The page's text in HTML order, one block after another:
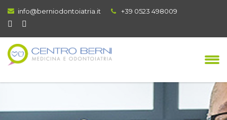
info@berniodontoiatria.it +39 0523 498009